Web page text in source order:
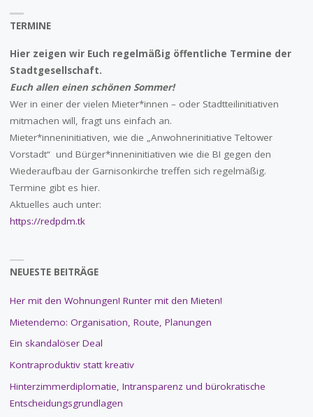
TERMINE
Hier zeigen wir Euch regelmäßig öffentliche Termine der
Stadtgesellschaft.
Euch allen einen schönen Sommer!
Wer in einer der vielen Mieter*innen – oder Stadtteilinitiativen
mitmachen will, fragt uns einfach an.
Mieter*inneninitiativen, wie die „Anwohnerinitiative Teltower
Vorstadt“ und Bürger*inneninitiativen wie die BI gegen den
Wiederaufbau der Garnisonkirche treffen sich regelmäßig.
Termine gibt es hier.
Aktuelles auch unter:
https://redpdm.tk
NEUESTE BEITRÄGE
Her mit den Wohnungen! Runter mit den Mieten!
Mietendemo: Organisation, Route, Planungen
Ein skandalöser Deal
Kontraproduktiv statt kreativ
Hinterzimmerdiplomatie, Intransparenz und bürokratische
Entscheidungsgrundlagen